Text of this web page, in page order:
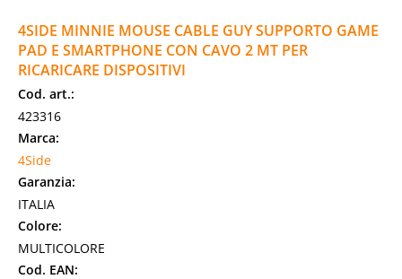
4SIDE MINNIE MOUSE CABLE GUY SUPPORTO GAME
PAD E SMARTPHONE CON CAVO 2 MT PER
RICARICARE DISPOSITIVI
Cod. art.:
423316
Marca:
4Side
Garanzia:
ITALIA
Colore:
MULTICOLORE
Cod. EAN: